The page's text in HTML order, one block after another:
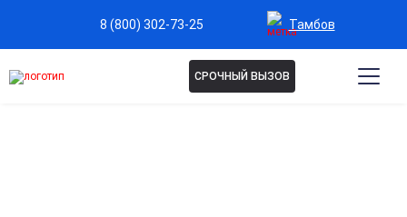
8 (800) 302-73-25 Тамбов
СРОЧНЫЙ ВЫЗОВ